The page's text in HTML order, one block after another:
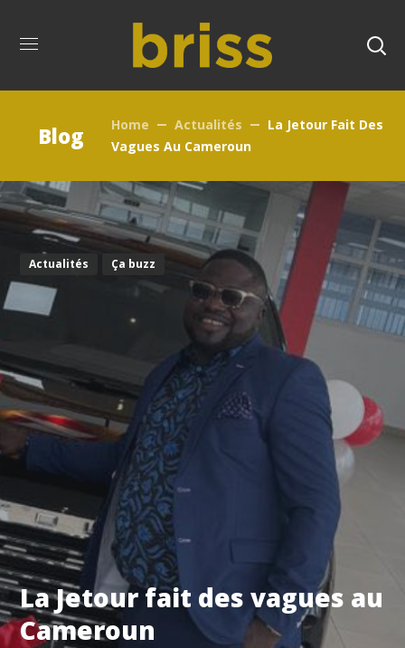
Blog Home Actualités
La Jetour Fait Des
Vagues Au Cameroun
Actualités Ça buzz
La Jetour fait des vagues au
Cameroun